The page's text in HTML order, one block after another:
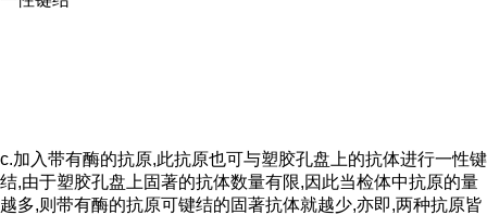
c.加入带有酶的抗原,此抗原也可与塑胶孔盘上的抗体进行一性键
结,由于塑胶孔盘上固著的抗体数量有限,因此当检体中抗原的量
越多,则带有酶的抗原可键结的固著抗体就越少,亦即,两种抗原皆